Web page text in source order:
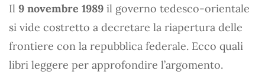
Il 9 novembre 1989 il governo tedesco-orientale
si vide costretto a decretare la riapertura delle
frontiere con la repubblica federale. Ecco quali
libri leggere per approfondire l’argomento.